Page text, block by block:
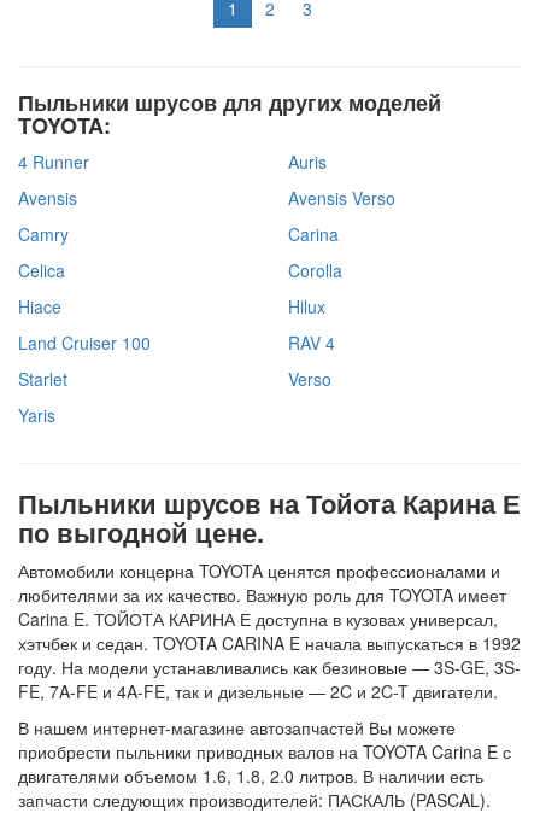
1 2 3
Пыльники шрусов для других моделей
TOYOTA:
4 Runner
Auris
Avensis
Avensis Verso
Camry
Carina
Celica
Corolla
Hiace
Hilux
Land Cruiser 100
RAV 4
Starlet
Verso
Yaris
Пыльники шрусов на Тойота Карина Е
по выгодной цене.
Автомобили концерна TOYOTA ценятся профессионалами и
любителями за их качество. Важную роль для TOYOTA имеет
Carina E. ТОЙОТА КАРИНА Е доступна в кузовах универсал,
хэтчбек и седан. TOYOTA CARINA E начала выпускаться в 1992
году. На модели устанавливались как безиновые — 3S-GE, 3S-
FE, 7A-FE и 4A-FE, так и дизельные — 2C и 2C-T двигатели.
В нашем интернет-магазине автозапчастей Вы можете
приобрести пыльники приводных валов на TOYOTA Carina E с
двигателями объемом 1.6, 1.8, 2.0 литров. В наличии есть
запчасти следующих производителей: ПАСКАЛЬ (PASCAL).